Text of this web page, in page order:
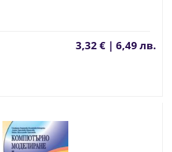
3,32 € | 6,49 лв.